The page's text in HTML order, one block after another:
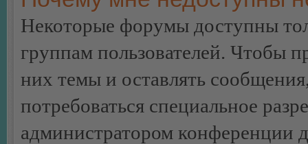
Некоторые форумы доступны
группам пользователей. Чтобы
них темы и оставлять
потребоваться специальное
администратором конференции